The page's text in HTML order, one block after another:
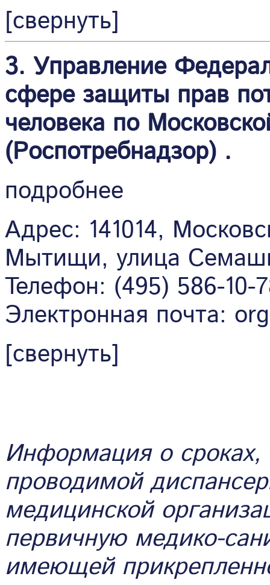
[свернуть]
3. Управление
сфере защиты прав
человека по
(Роспотребнадзор) .
подробнее
Адрес: 141014,
Мытищи, улица
Телефон: (495) 586-10-
Электронная почта:
[свернуть]
Информация о сроках,
проводимой
медицинской
первичную медико-
имеющей